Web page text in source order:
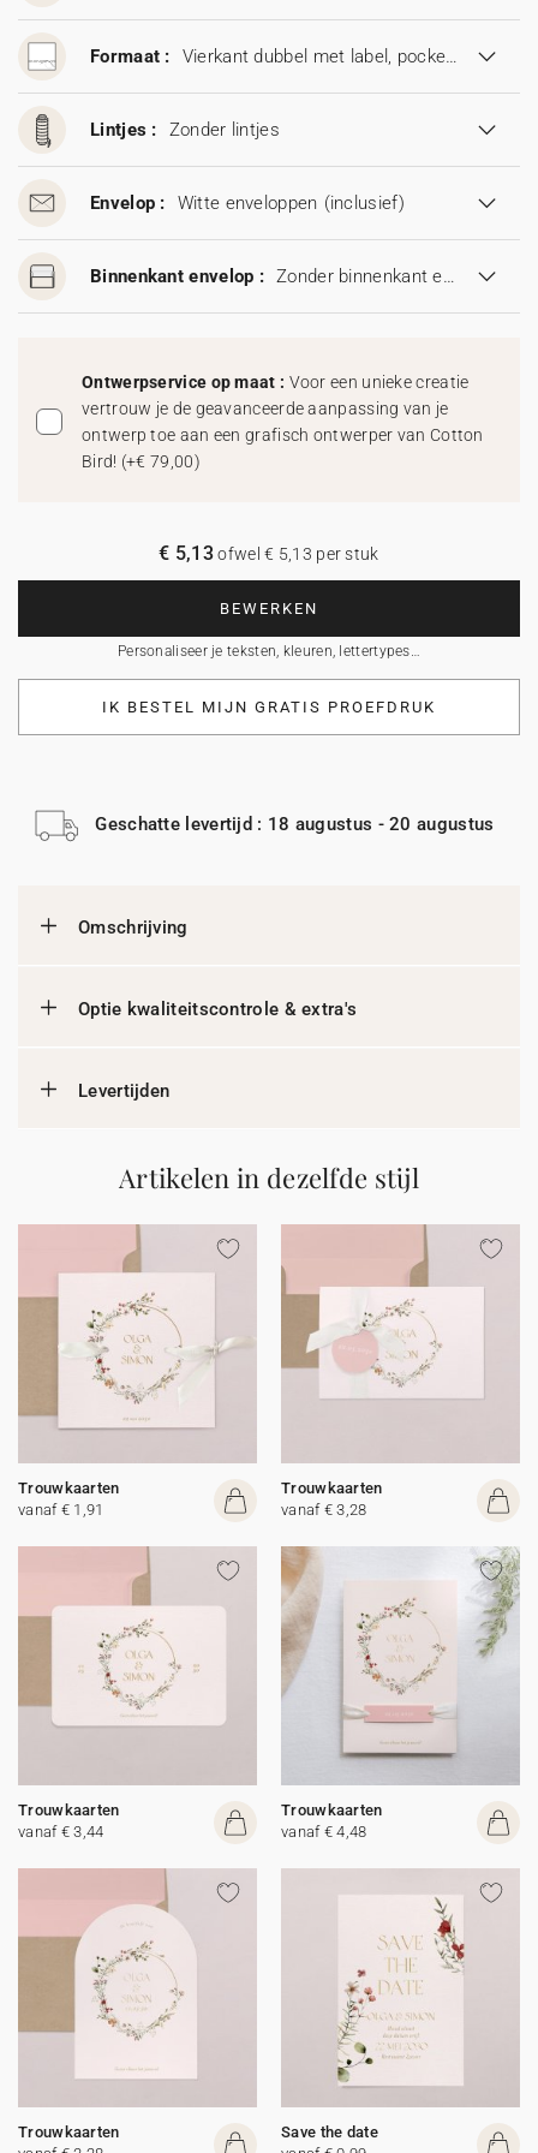
Formaat : Vierkant dubbel met label, pocketfold & inlegkaartje (13,6 x 13,6 cm)
Lintjes : Zonder lintjes
Envelop : Witte enveloppen (inclusief)
Binnenkant envelop : Zonder binnenkant envelop
Ontwerpservice op maat : Voor een unieke creatie
vertrouw je de geavanceerde aanpassing van je
ontwerp toe aan een grafisch ontwerper van Cotton
Bird! (+€ 79,00)
BEWERKEN
Personaliseer je teksten, kleuren, lettertypes…
€ 5,13ofwel € 5,13 per stuk
IK BESTEL MIJN GRATIS PROEFDRUK
Geschatte levertijd : 18 augustus - 20 augustus
Omschrijving
Optie kwaliteitscontrole & extra's
Levertijden
Artikelen in dezelfde stijl
Trouwkaarten
vanaf € 1,91
Trouwkaarten
vanaf € 3,28
Trouwkaarten
vanaf € 3,44
Trouwkaarten
vanaf € 4,48
Trouwkaarten
Save the date